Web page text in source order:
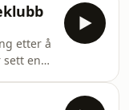
etter å
en